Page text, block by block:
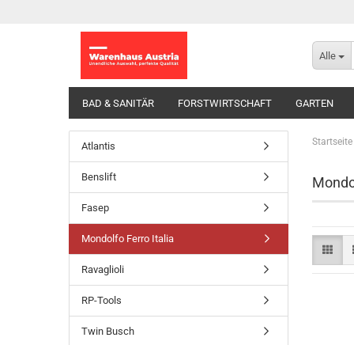
Alle
BAD & SANITÄR FORSTWIRTSCHAFT GARTEN
Startseite
Atlantis
Benslift
Fasep
Mondolfo Ferro Italia
Ravaglioli
RP-Tools
Twin Busch